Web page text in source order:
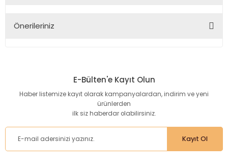
Önerileriniz
Görüş ve önerileriniz için teşekkür ederiz.
Ürün resmi kalitesiz, bozuk veya görüntülenemiyor.
Ürün bilgilerinde hatalar bulunuyor.
Ürün fiyatı diğer sitelerden daha pahalı.
E-Bülten'e Kayıt Olun
Haber listemize kayıt olarak kampanyalardan, indirim ve yeni
ürünlerden
ilk siz haberdar olabilirsiniz.
Kayıt Ol